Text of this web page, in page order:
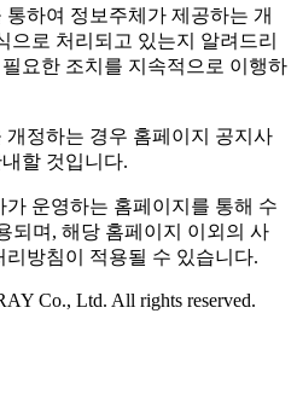
하여 정보주체가 제공하는 개
으로 처리되고 있는지 알려드리
요한 조치를 지속적으로 이행하
정하는 경우 홈페이지 공지사
할 것입니다.
운영하는 홈페이지를 통해 수
되며, 해당 홈페이지 이외의 사
방침이 적용될 수 있습니다.
Co., Ltd. All rights reserved.